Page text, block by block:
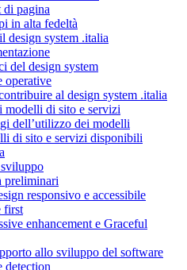
pagina
in alta fedeltà
design system .italia
del design system
operative
al design system .italia
modelli di sito e servizi
dell’utilizzo dei modelli
di sito e servizi disponibili
preliminari
responsivo e accessibile
first
enhancement e Graceful
allo sviluppo del software
detection